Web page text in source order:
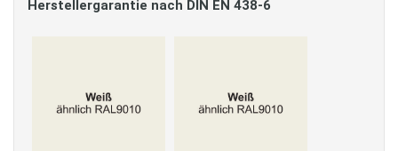
Herstellergarantie nach DIN EN 438-6